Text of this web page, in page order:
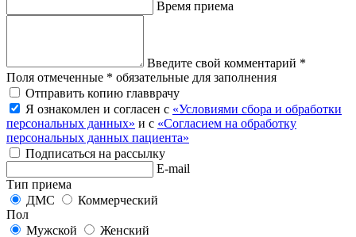
Время приема
Введите свой комментарий *
Поля отмеченные * обязательные для заполнения
Отправить копию главврачу
Я ознакомлен и согласен с «Условиями сбора и обработки
персональных данных» и с «Согласием на обработку
персональных данных пациента»
Подписаться на рассылку
E-mail
Тип приема
ДМС
Коммерческий
Пол
Мужской
Женский